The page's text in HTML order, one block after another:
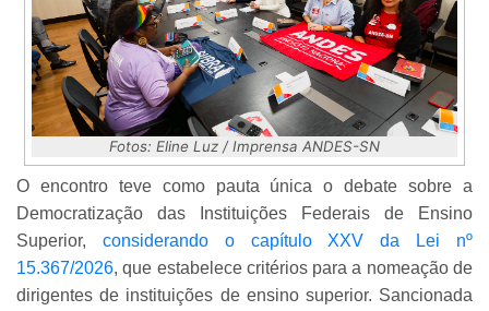
Fotos: Eline Luz / Imprensa ANDES-SN
O encontro teve como pauta única o debate sobre a
Democratização das Instituições Federais de Ensino
Superior, considerando o capítulo XXV da Lei nº
15.367/2026, que estabelece critérios para a nomeação de
dirigentes de instituições de ensino superior. Sancionada